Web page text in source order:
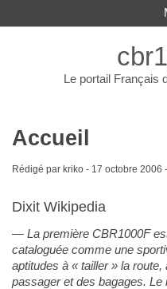
Le portail Français
Accueil
Rédigé par kriko - 17 octobre 2006 -
Dixit Wikipedia
La première CBR1000F
cataloguée comme une
aptitudes à « tailler » la
passager et des bagages.